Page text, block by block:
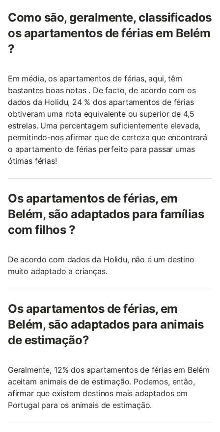
Como são, geralmente, classificados
os apartamentos de férias em Belém
?
Em média, os apartamentos de férias, aqui, têm
bastantes boas notas . De facto, de acordo com os
dados da Holidu, 24 % dos apartamentos de férias
obtiveram uma nota equivalente ou superior de 4,5
estrelas. Uma percentagem suficientemente elevada,
permitindo-nos afirmar que de certeza que encontrará
o apartamento de férias perfeito para passar umas
ótimas férias!
Os apartamentos de férias, em
Belém, são adaptados para famílias
com filhos ?
De acordo com dados da Holidu, não é um destino
muito adaptado a crianças.
Os apartamentos de férias, em
Belém, são adaptados para animais
de estimação?
Geralmente, 12% dos apartamentos de férias em Belém
aceitam animais de de estimação. Podemos, então,
afirmar que existem destinos mais adaptados em
Portugal para os animais de estimação.